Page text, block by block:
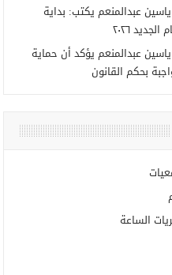
عبدالمنعم يكتب: بداية
٢٠٢٦
عبدالمنعم يؤكد أن حماية
بحكم القانون
الساعة